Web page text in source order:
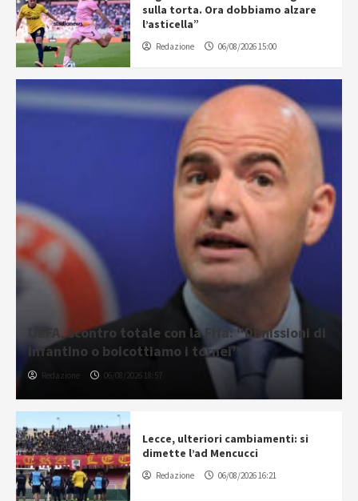
sulla torta. Ora dobbiamo alzare
l’asticella”
Redazione 06/08/2026 15:00
UEFA, scontro totale con la Fifa: “Dimissioni di
Infantino o boicottiamo i tornei”
Redazione 06/08/2026 18:57
Lecce, ulteriori cambiamenti: si
dimette l’ad Mencucci
Redazione 06/08/2026 16:21